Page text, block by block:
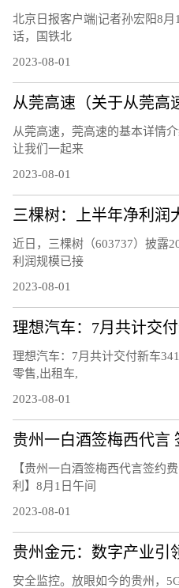
北京日报客户端|记者孙宏阳8
话，国铁北
2023-08-01
从莞高速（关于从莞高
从莞高速，莞高速的基本详情
让我们一起来
2023-08-01
三棵树：上半年净利润
近日，三棵树（603737）披露
利润规模已接
2023-08-01
理想汽车：7月共计交付新车
零售,出租车,
2023-08-01
【贵州一白酒签梅西代言签约
利】8月1日午间
2023-08-01
贵州金元：数字产业引
安全监控。放眼如今的贵州，